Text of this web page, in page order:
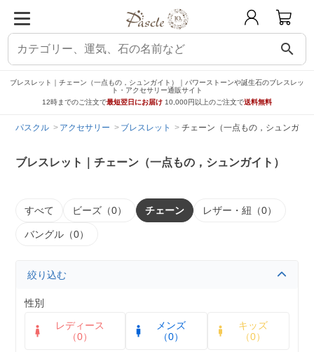
search
ブレスレット｜チェーン（一点もの，シュンガイト）｜パワーストーンや誕生石のブレスレッ
ト・アクセサリー通販サイト
12時までのご注文で最短翌日にお届け 10,000円以上のご注文で送料無料
パスクル アクセサリー ブレスレット チェーン（一点もの，シュンガイ
ブレスレット｜チェーン（一点もの，シュンガイト）
すべて ビーズ（0） チェーン レザー・紐（0）
バングル（0）
絞り込む
性別
レディース
（0）
メンズ
（0）
キッズ
（0）